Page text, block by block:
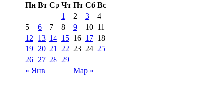
Пн Вт Ср Чт Пт Сб Вс
« Янв Мар »
1 2 3
4
5
6 7 8 9 10 11
12
13 14 15 16 17 18
19 20 21 22 23 24 25
26 27 28 29